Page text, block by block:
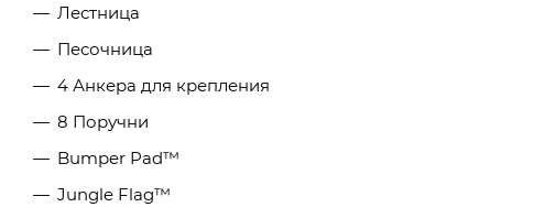
Лестница
Песочница
4 Анкера для крепления
8 Поручни
Bumper Pad™
Jungle Flag™